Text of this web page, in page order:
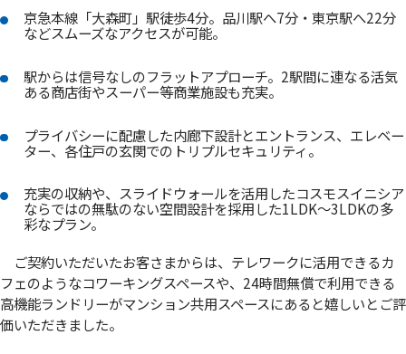
京急本線「大森町」駅徒歩4分。品川駅へ7分・東京駅へ22分
などスムーズなアクセスが可能。
駅からは信号なしのフラットアプローチ。2駅間に連なる活気
ある商店街やスーパー等商業施設も充実。
プライバシーに配慮した内廊下設計とエントランス、エレベー
ター、各住戸の玄関でのトリプルセキュリティ。
充実の収納や、スライドウォールを活用したコスモスイニシア
ならではの無駄のない空間設計を採用した1LDK～3LDKの多
彩なプラン。
ご契約いただいたお客さまからは、テレワークに活用できるカ
フェのようなコワーキングスペースや、24時間無償で利用できる
高機能ランドリーがマンション共用スペースにあると嬉しいとご評
価いただきました。